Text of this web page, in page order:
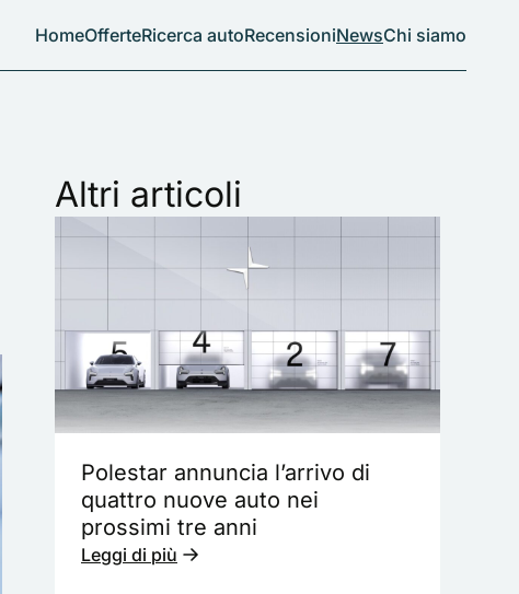
HomeOfferteRicerca autoRecensioniNewsChi siamo
Altri articoli
Polestar annuncia l’arrivo di
quattro nuove auto nei
prossimi tre anni
Leggi di più